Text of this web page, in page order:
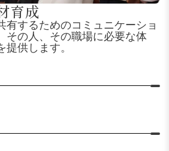
育成
有するためのコミュニケーショ
その人、その職場に必要な体
供します。